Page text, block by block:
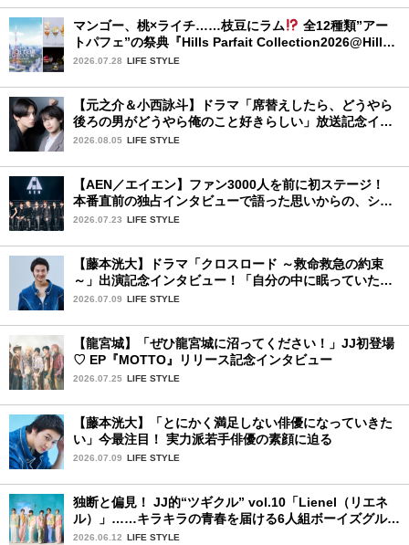
マンゴー、桃×ライチ……枝豆にラム
全12種類”アー
トパフェ”の祭典『Hills Parfait Collection2026@Hills
House』
2026.07.28 LIFE STYLE
【元之介＆小西詠斗】ドラマ「席替えしたら、どうやら
後ろの男がどうやら俺のこと好きらしい」放送記念イン
タビュー♡ 「自然と詠斗くんが可愛く見えたんです」
2026.08.05 LIFE STYLE
【AEN／エイエン】ファン3000人を前に初ステージ！
本番直前の独占インタビューで語った思いからの、ショ
ーケース完全レポート！
2026.07.23 LIFE STYLE
【藤本洸大】ドラマ「クロスロード ～救命救急の約束
～」出演記念インタビュー！「自分の中に眠っていた熱
を思い出させてもらった作品です」
2026.07.09 LIFE STYLE
【龍宮城】「ぜひ龍宮城に沼ってください！」JJ初登場
♡ EP『MOTTO』リリース記念インタビュー
2026.07.25 LIFE STYLE
【藤本洸大】「とにかく満足しない俳優になっていきた
い」今最注目！ 実力派若手俳優の素顔に迫る
2026.07.09 LIFE STYLE
独断と偏見！ JJ的“ツギクル” vol.10「Lienel（リエネ
ル）」……キラキラの青春を届ける6人組ボーイズグルー
プ
2026.06.12 LIFE STYLE